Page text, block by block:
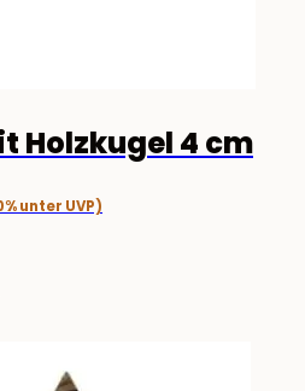
Holzkugel 4 cm